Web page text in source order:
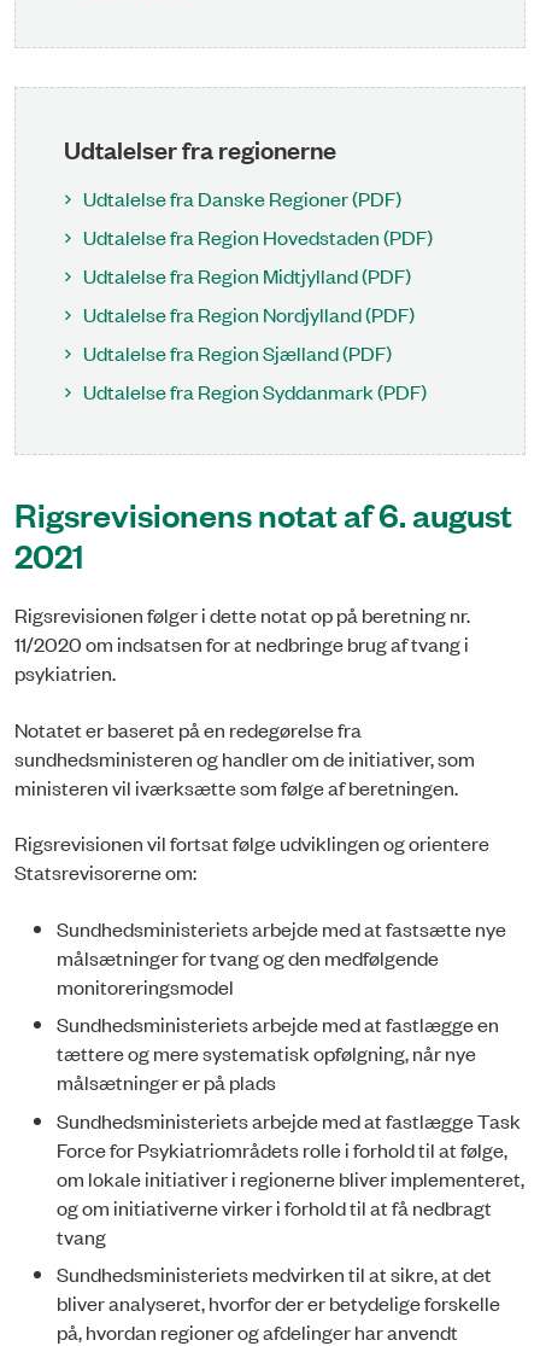
Udtalelser fra regionerne
Udtalelse fra Danske Regioner (PDF)
Udtalelse fra Region Hovedstaden (PDF)
Udtalelse fra Region Midtjylland (PDF)
Udtalelse fra Region Nordjylland (PDF)
Udtalelse fra Region Sjælland (PDF)
Udtalelse fra Region Syddanmark (PDF)
Rigsrevisionens notat af 6. august
2021
Rigsrevisionen følger i dette notat op på beretning nr.
11/2020 om indsatsen for at nedbringe brug af tvang i
psykiatrien.
Notatet er baseret på en redegørelse fra
sundhedsministeren og handler om de initiativer, som
ministeren vil iværksætte som følge af beretningen.
Rigsrevisionen vil fortsat følge udviklingen og orientere
Statsrevisorerne om:
Sundhedsministeriets arbejde med at fastsætte nye
målsætninger for tvang og den medfølgende
monitoreringsmodel
Sundhedsministeriets arbejde med at fastlægge en
tættere og mere systematisk opfølgning, når nye
målsætninger er på plads
Sundhedsministeriets arbejde med at fastlægge Task
Force for Psykiatriområdets rolle i forhold til at følge,
om lokale initiativer i regionerne bliver implementeret,
og om initiativerne virker i forhold til at få nedbragt
tvang
Sundhedsministeriets medvirken til at sikre, at det
bliver analyseret, hvorfor der er betydelige forskelle
på, hvordan regioner og afdelinger har anvendt